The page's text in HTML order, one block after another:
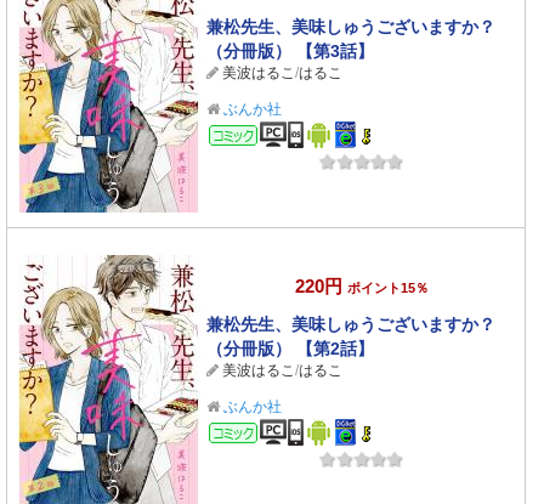
兼松先生、美味しゅうございますか？
（分冊版） 【第3話】
美波はるこ/はるこ
ぶんか社
コミック
220円 ポイント15％
兼松先生、美味しゅうございますか？
（分冊版） 【第2話】
美波はるこ/はるこ
ぶんか社
コミック